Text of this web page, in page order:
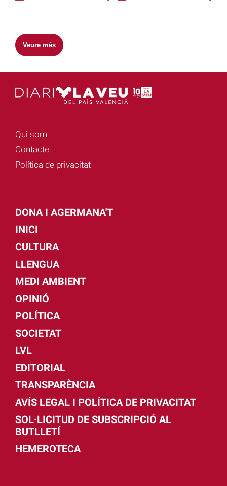
Veure més
Qui som
Contacte
Política de privacitat
DONA I AGERMANA'T
INICI
CULTURA
LLENGUA
MEDI AMBIENT
OPINIÓ
POLÍTICA
SOCIETAT
LVL
EDITORIAL
TRANSPARÈNCIA
AVÍS LEGAL I POLÍTICA DE PRIVACITAT
SOL·LICITUD DE SUBSCRIPCIÓ AL
BUTLLETÍ
HEMEROTECA